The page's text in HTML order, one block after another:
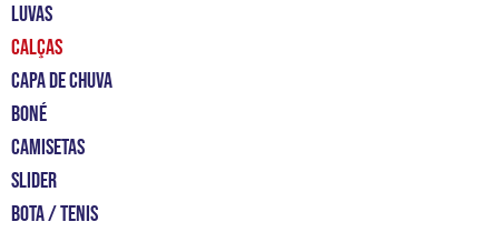
LUVAS
CALÇAS
CAPA DE CHUVA
BONÉ
CAMISETAS
slider
bota / tenis